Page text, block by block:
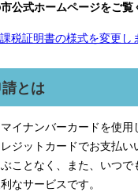
公式ホームページをご覧
税証明書の様式を変更し
とは
イナンバーカードを使用
ジットカードでお支払い
ことなく、また、いつで
なサービスです。